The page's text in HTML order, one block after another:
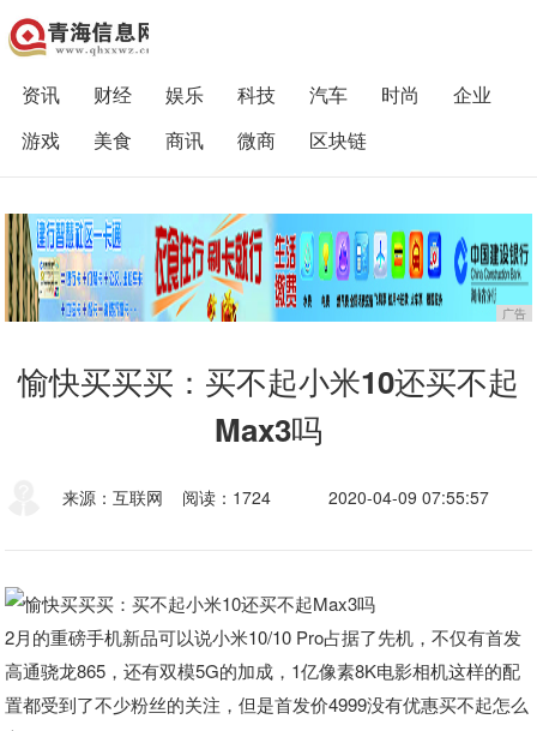
资讯 财经 娱乐 科技 汽车 时尚
企业
游戏
美食 商讯 微商 区块链
广告
愉快买买买：买不起小米10还买不起
Max3吗
来源：互联网 阅读：1724 2020-04-09 07:55:57
2月的重磅手机新品可以说小米10/10 Pro占据了先机，不仅有首发
高通骁龙865，还有双模5G的加成，1亿像素8K电影相机这样的配
置都受到了不少粉丝的关注，但是首发价4999没有优惠买不起怎么